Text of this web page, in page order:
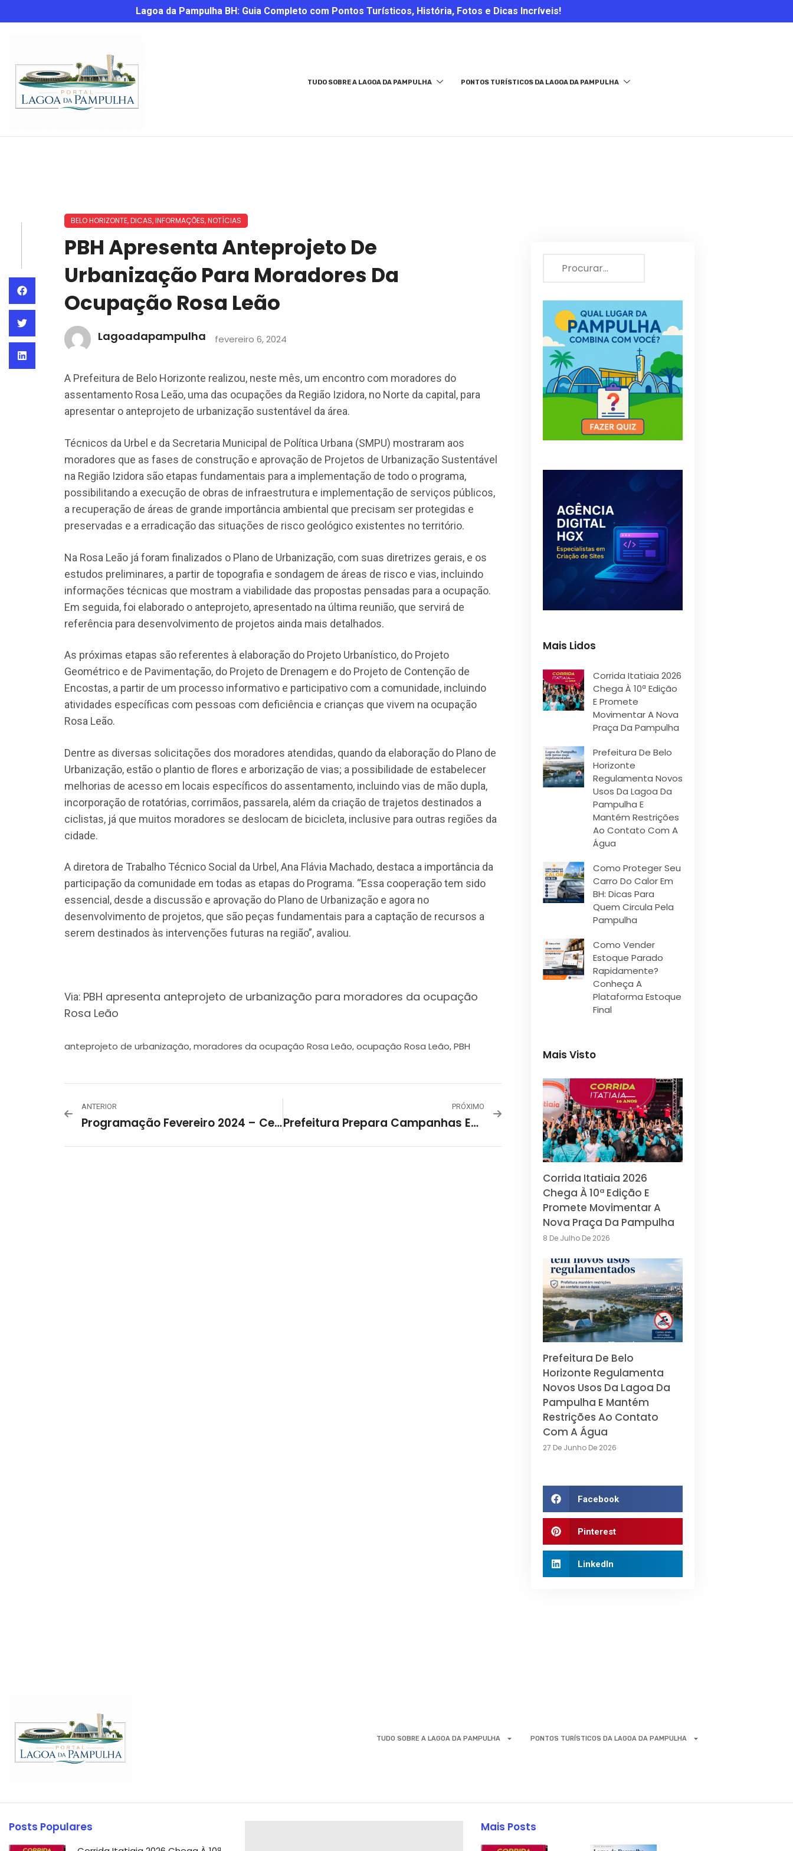
Lagoa da Pampulha BH: Guia Completo com Pontos Turísticos, História, Fotos e Dicas Incríveis!
TUDO SOBRE A LAGOA DA PAMPULHA PONTOS TURÍSTICOS DA LAGOA DA PAMPULHA
BELO HORIZONTE,DICAS,INFORMAÇÕES,NOTÍCIAS
PBH Apresenta Anteprojeto De
Urbanização Para Moradores Da
Ocupação Rosa Leão
Lagoadapampulha fevereiro 6, 2024
A Prefeitura de Belo Horizonte realizou, neste mês, um encontro com moradores do
assentamento Rosa Leão, uma das ocupações da Região Izidora, no Norte da capital, para
apresentar o anteprojeto de urbanização sustentável da área.
Técnicos da Urbel e da Secretaria Municipal de Política Urbana (SMPU) mostraram aos
moradores que as fases de construção e aprovação de Projetos de Urbanização Sustentável
na Região Izidora são etapas fundamentais para a implementação de todo o programa,
possibilitando a execução de obras de infraestrutura e implementação de serviços públicos,
a recuperação de áreas de grande importância ambiental que precisam ser protegidas e
preservadas e a erradicação das situações de risco geológico existentes no território.
Na Rosa Leão já foram finalizados o Plano de Urbanização, com suas diretrizes gerais, e os
estudos preliminares, a partir de topografia e sondagem de áreas de risco e vias, incluindo
informações técnicas que mostram a viabilidade das propostas pensadas para a ocupação.
Em seguida, foi elaborado o anteprojeto, apresentado na última reunião, que servirá de
referência para desenvolvimento de projetos ainda mais detalhados.
As próximas etapas são referentes à elaboração do Projeto Urbanístico, do Projeto
Geométrico e de Pavimentação, do Projeto de Drenagem e do Projeto de Contenção de
Encostas, a partir de um processo informativo e participativo com a comunidade, incluindo
atividades específicas com pessoas com deficiência e crianças que vivem na ocupação
Rosa Leão.
Dentre as diversas solicitações dos moradores atendidas, quando da elaboração do Plano de
Urbanização, estão o plantio de flores e arborização de vias; a possibilidade de estabelecer
melhorias de acesso em locais específicos do assentamento, incluindo vias de mão dupla,
incorporação de rotatórias, corrimãos, passarela, além da criação de trajetos destinados a
ciclistas, já que muitos moradores se deslocam de bicicleta, inclusive para outras regiões da
cidade.
A diretora de Trabalho Técnico Social da Urbel, Ana Flávia Machado, destaca a importância da
participação da comunidade em todas as etapas do Programa. “Essa cooperação tem sido
essencial, desde a discussão e aprovação do Plano de Urbanização e agora no
desenvolvimento de projetos, que são peças fundamentais para a captação de recursos a
serem destinados às intervenções futuras na região”, avaliou.
Via: PBH apresenta anteprojeto de urbanização para moradores da ocupação
Rosa Leão
anteprojeto de urbanização, moradores da ocupação Rosa Leão, ocupação Rosa Leão, PBH
ANTERIOR
Programação Fevereiro 2024 – Centro Cultural Venda Nova
PRÓXIMO
Prefeitura Prepara Campanhas Educativas Para O Carnaval De BH
Mais Lidos
Corrida Itatiaia 2026
Chega À 10ª Edição
E Promete
Movimentar A Nova
Praça Da Pampulha
Prefeitura De Belo
Horizonte
Regulamenta Novos
Usos Da Lagoa Da
Pampulha E
Mantém Restrições
Ao Contato Com A
Água
Como Proteger Seu
Carro Do Calor Em
BH: Dicas Para
Quem Circula Pela
Pampulha
Como Vender
Estoque Parado
Rapidamente?
Conheça A
Plataforma Estoque
Final
Mais Visto
Corrida Itatiaia 2026
Chega À 10ª Edição E
Promete Movimentar A
Nova Praça Da Pampulha
8 De Julho De 2026
Prefeitura De Belo
Horizonte Regulamenta
Novos Usos Da Lagoa Da
Pampulha E Mantém
Restrições Ao Contato
Com A Água
27 De Junho De 2026
Facebook
Pinterest
LinkedIn
TUDO SOBRE A LAGOA DA PAMPULHA PONTOS TURÍSTICOS DA LAGOA DA PAMPULHA
Posts Populares Mais Posts